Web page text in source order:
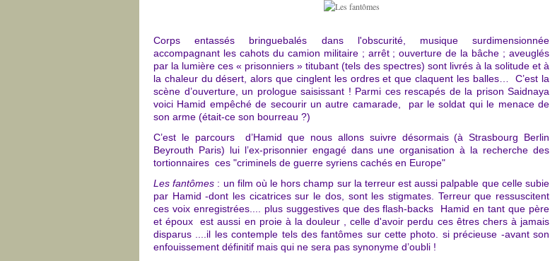
Corps entassés bringuebalés dans l'obscurité, musique surdimensionnée
accompagnant les cahots du camion militaire ; arrêt ; ouverture de la bâche ; aveuglés
par la lumière ces « prisonniers » titubant (tels des spectres) sont livrés à la solitude et à
la chaleur du désert, alors que cinglent les ordres et que claquent les balles… C’est la
scène d’ouverture, un prologue saisissant ! Parmi ces rescapés de la prison Saidnaya
voici Hamid empêché de secourir un autre camarade, par le soldat qui le menace de
son arme (était-ce son bourreau ?)
C’est le parcours d’Hamid que nous allons suivre désormais (à Strasbourg Berlin
Beyrouth Paris) lui l’ex-prisonnier engagé dans une organisation à la recherche des
tortionnaires ces "criminels de guerre syriens cachés en Europe"
Les fantômes : un film où le hors champ sur la terreur est aussi palpable que celle subie
par Hamid -dont les cicatrices sur le dos, sont les stigmates. Terreur que ressuscitent
ces voix enregistrées.... plus suggestives que des flash-backs Hamid en tant que père
et époux est aussi en proie à la douleur , celle d'avoir perdu ces êtres chers à jamais
disparus ....il les contemple tels des fantômes sur cette photo. si précieuse -avant son
enfouissement définitif mais qui ne sera pas synonyme d’oubli !